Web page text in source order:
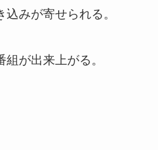
みが寄せられる。
が出来上がる。